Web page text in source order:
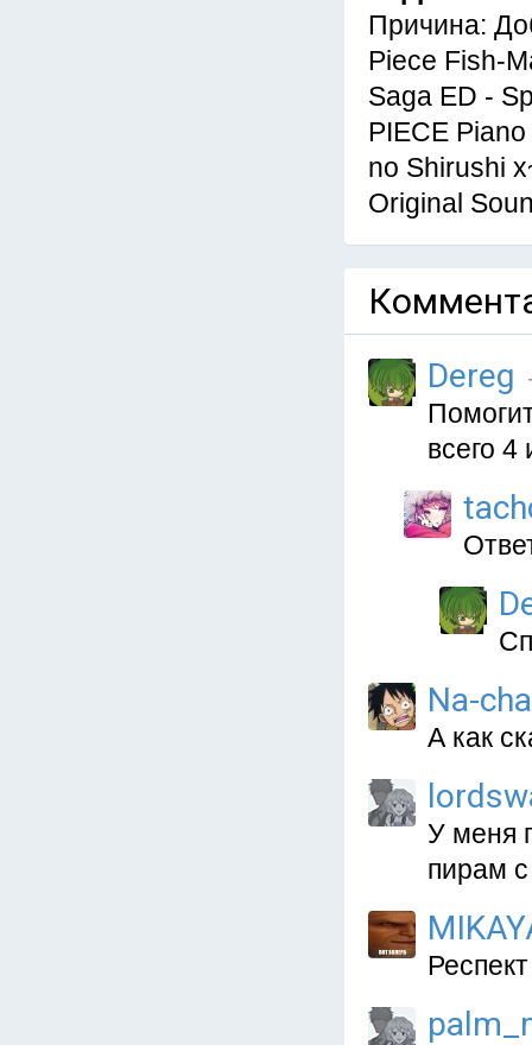
Причина:
Piece Fish-
Saga ED -
PIECE
no Shirushi
Original
Dereg
всего 4
Na-
А как
У меня
пирам